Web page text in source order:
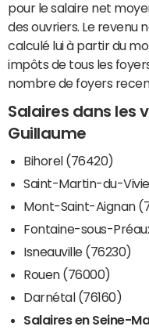
pour le salaire net
des ouvriers. Le revenu
calculé lui à partir du
impôts de tous les
nombre de foyers
Salaires dans les
Guillaume
Bihorel (76420)
Saint-Martin-du-
Mont-Saint-Aignan
Fontaine-sous-
Isneauville (76230)
Rouen (76000)
Darnétal (76160)
Salaires en Seine-